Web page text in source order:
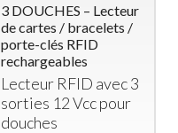
3 DOUCHES – Lecteur
de cartes / bracelets /
porte-clés RFID
rechargeables
Lecteur RFID avec 3
sorties 12 Vcc pour
douches